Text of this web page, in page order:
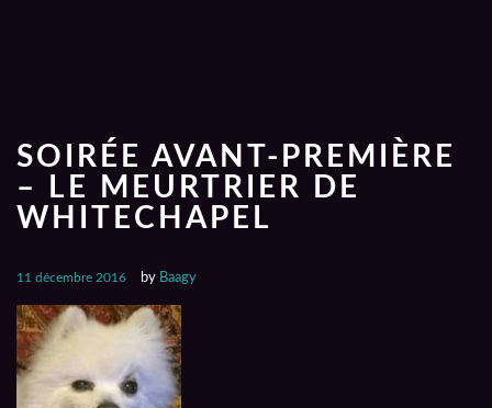
SOIRÉE AVANT-PREMIÈRE
– LE MEURTRIER DE
WHITECHAPEL
11 décembre 2016 by Baagy